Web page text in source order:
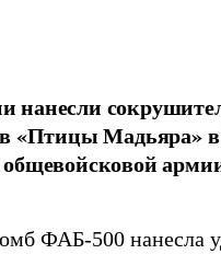
нанесли
«Птицы Мадьяра»
ФАБ-500 нанесла